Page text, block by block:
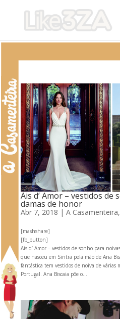
Ais d’ Amor – vestidos de
damas de honor
Abr 7, 2018 | A Casamenteira,
[mashshare]
[fb_button]
Ais d’ Amor – vestidos de sonho para
que nasceu em Sintra pela mão de Ana
fantástica tem vestidos de noiva de várias
Portugal. Ana Biscaia põe o...